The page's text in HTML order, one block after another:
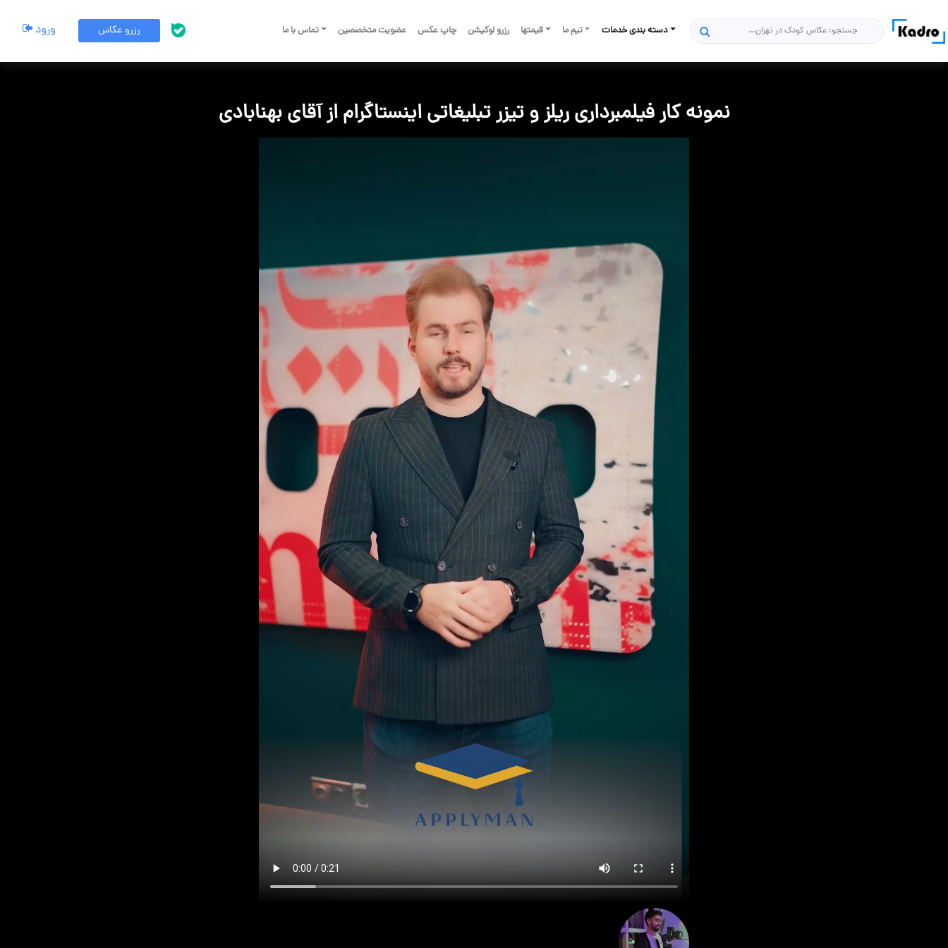
جستجو دسته بندی خدمات تیم ما قیمتها رزرو لوکیشن چاپ عکس عضویت متخصصین تماس با ما پشتیبانی بله رزرو عکاس ورود
نمونه کار فیلمبرداری ریلز و تیزر تبلیغاتی اینستاگرام از آقای بهنابادی